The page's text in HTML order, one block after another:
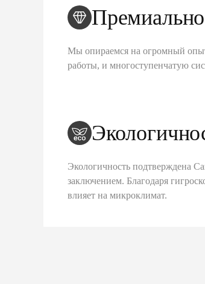
Мы опираемся на огромный
работы, и многоступенчатую
Экологичность подтверждена
заключением. Благодаря
влияет на микроклимат.